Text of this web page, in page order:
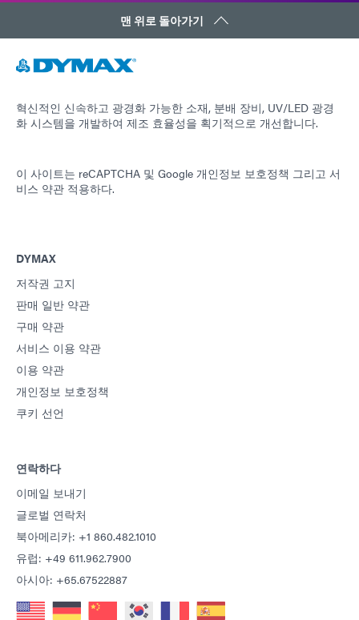
맨 위로 돌아가기
혁신적인 신속하고 광경화 가능한 소재, 분배 장비, UV/LED 광경
화 시스템을 개발하여 제조 효율성을 획기적으로 개선합니다.
이 사이트는 reCAPTCHA 및 Google 개인정보 보호정책 그리고 서
비스 약관 적용하다.
DYMAX
저작권 고지
판매 일반 약관
구매 약관
서비스 이용 약관
이용 약관
개인정보 보호정책
쿠키 선언
연락하다
이메일 보내기
글로벌 연락처
북아메리카: +1 860.482.1010
유럽: +49 611.962.7900
아시아: +65.67522887